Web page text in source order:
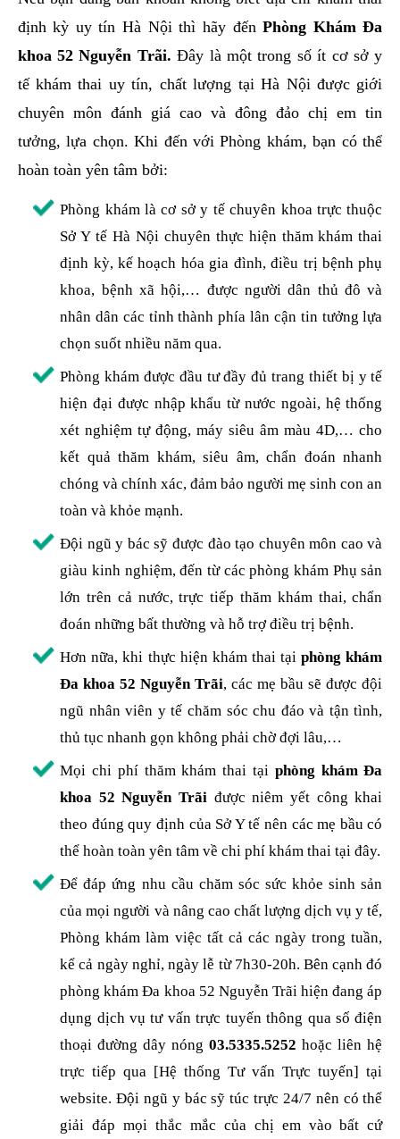
định kỳ uy tín Hà Nội thì hãy đếnPhòng Khám Đa
khoa 52 Nguyễn Trãi. Đây là một trong số ít cơ sở y
tế khám thai uy tín, chất lượng tại Hà Nội được giới
chuyên môn đánh giá cao và đông đảo chị em tin
tưởng, lựa chọn. Khi đến với Phòng khám, bạn có thể
hoàn toàn yên tâm bởi:
Phòng khám là cơ sở y tế chuyên khoa trực thuộc
Sở Y tế Hà Nội chuyên thực hiện thăm khám thai
định kỳ, kế hoạch hóa gia đình, điều trị bệnh phụ
khoa, bệnh xã hội,… được người dân thủ đô và
nhân dân các tỉnh thành phía lân cận tin tưởng lựa
chọn suốt nhiều năm qua.
Phòng khám được đầu tư đầy đủ trang thiết bị y tế
hiện đại được nhập khẩu từ nước ngoài, hệ thống
xét nghiệm tự động, máy siêu âm màu 4D,… cho
kết quả thăm khám, siêu âm, chẩn đoán nhanh
chóng và chính xác, đảm bảo người mẹ sinh con an
toàn và khỏe mạnh.
Đội ngũ y bác sỹ được đào tạo chuyên môn cao và
giàu kinh nghiệm, đến từ các phòng khám Phụ sản
lớn trên cả nước, trực tiếp thăm khám thai, chẩn
đoán những bất thường và hỗ trợ điều trị bệnh.
Hơn nữa, khi thực hiện khám thai tạiphòng khám
Đa khoa 52 Nguyễn Trãi, các mẹ bầu sẽ được đội
ngũ nhân viên y tế chăm sóc chu đáo và tận tình,
thủ tục nhanh gọn không phải chờ đợi lâu,…
Mọi chi phí thăm khám thai tại phòng khám Đa
khoa 52 Nguyễn Trãi được niêm yết công khai
theo đúng quy định của Sở Y tế nên các mẹ bầu có
thể hoàn toàn yên tâm về chi phí khám thai tại đây.
Để đáp ứng nhu cầu chăm sóc sức khỏe sinh sản
của mọi người và nâng cao chất lượng dịch vụ y tế,
Phòng khám làm việc tất cả các ngày trong tuần,
kể cả ngày nghỉ, ngày lễ từ 7h30-20h. Bên cạnh đó
phòng khám Đa khoa 52 Nguyễn Trãi hiện đang áp
dụng dịch vụ tư vấn trực tuyến thông qua số điện
thoại đường dây nóng03.5335.5252 hoặc liên hệ
trực tiếp qua [Hệ thống Tư vấn Trực tuyến] tại
website. Đội ngũ y bác sỹ túc trực 24/7 nên có thể
giải đáp mọi thắc mắc của chị em vào bất cứ